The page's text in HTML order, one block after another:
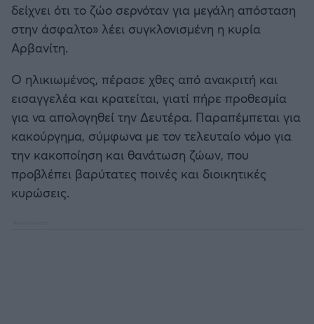
δείχνει ότι το ζώο σερνόταν για μεγάλη απόσταση
στην άσφαλτο» λέει συγκλονισμένη η κυρία
Αρβανίτη.
Ο ηλικιωμένος, πέρασε χθες από ανακριτή και
εισαγγελέα και κρατείται, γιατί πήρε προθεσμία
για να απολογηθεί την Δευτέρα. Παραπέμπεται για
κακούργημα, σύμφωνα με τον τελευταίο νόμο για
την κακοποίηση και θανάτωση ζώων, που
προβλέπει βαρύτατες ποινές και διοικητικές
κυρώσεις.